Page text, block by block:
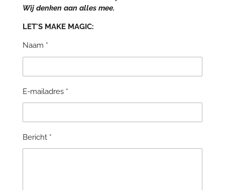
Wij denken aan alles mee.
LET'S MAKE MAGIC:
Naam *
E-mailadres *
Bericht *